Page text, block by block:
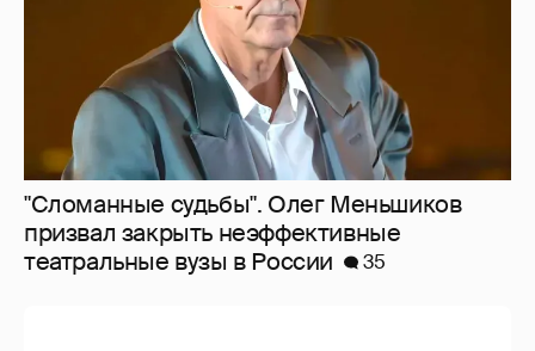
"Сломанные судьбы". Олег Меньшиков
призвал закрыть неэффективные
театральные вузы в России
35